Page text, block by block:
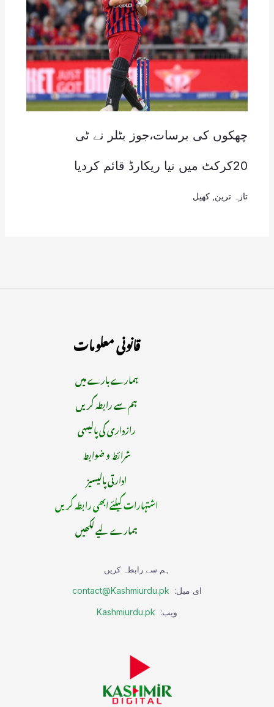
چھکوں کی برسات،جوز بٹلر نے ٹی
20کرکٹ میں نیا ریکارڈ قائم کردیا
تازہ ترین کھیل
قانونی معلومات
ہمارے بارے میں
ہم سے رابطہ کریں
رازداری کی پالیسی
شرائط و ضوابط
ادارتی پالیسیز
اشتہارات کیلئے ابھی رابطہ کریں
ہمارے لیے لکھیں
ہم سے رابطہ کریں
ای میل: contact@Kashmiurdu.pk
ویب: Kashmiurdu.pk